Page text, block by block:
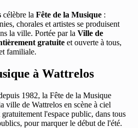
célèbre la Fête de la Musique :
chorales et artistes se produisent
la ville. Portée par la Ville de
gratuite et ouverte à tous,
familiale.
à Wattrelos
1982, la Fête de la Musique
ville de Wattrelos en scène à ciel
l'espace public, dans tous
pour marquer le début de l'été.